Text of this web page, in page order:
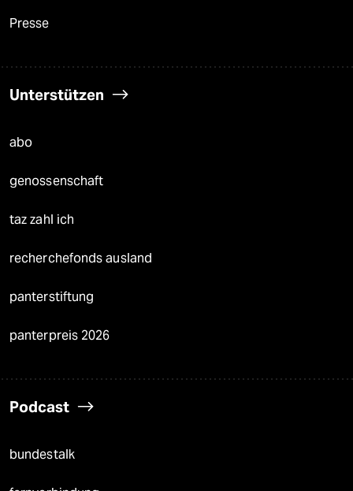
Presse
Unterstützen
abo
genossenschaft
taz zahl ich
recherchefonds ausland
panterstiftung
panterpreis 2026
Podcast
bundestalk